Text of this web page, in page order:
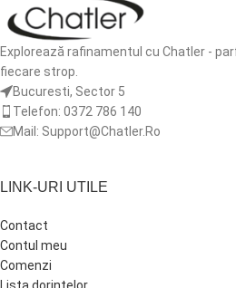
Explorează rafinamentul cu Chatler -
fiecare strop.
Bucuresti, Sector 5
Telefon: 0372 786 140
Mail: Support@Chatler.Ro
LINK-URI UTILE
Contact
Contul meu
Comenzi